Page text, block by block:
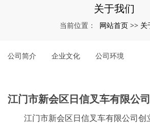
关于我们
当前位置： 网站首页 >> 关
公司简介 企业文化 公司环境
江门市新会区日信叉车有限公司
江门市新会区日信叉车有限公司创